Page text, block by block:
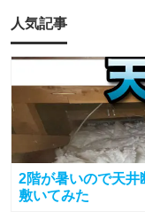
人気記事
2階が暑いので天井
敷いてみた